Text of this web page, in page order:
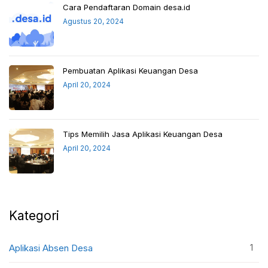
Cara Pendaftaran Domain desa.id
Agustus 20, 2024
Pembuatan Aplikasi Keuangan Desa
April 20, 2024
Tips Memilih Jasa Aplikasi Keuangan Desa
April 20, 2024
Kategori
Aplikasi Absen Desa 1